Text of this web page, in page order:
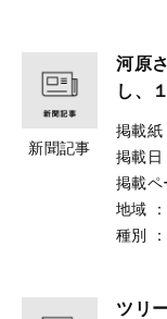
新聞記事
河原
し、
掲載紙
掲載日
掲載ペ
地域
：
種別
：
ツリ